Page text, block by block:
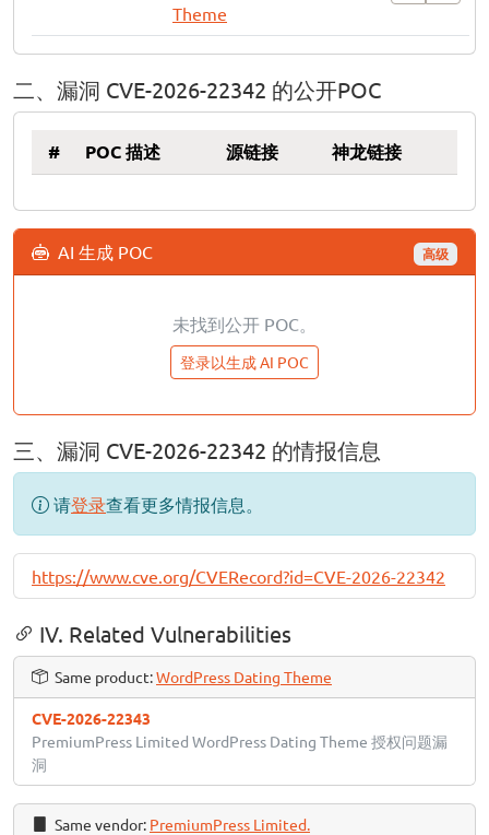
Theme
二、漏洞 CVE-2026-22342 的公开POC
# POC 描述 源链接 神龙链接
AI 生成 POC 高级
未找到公开 POC。
登录以生成 AI POC
三、漏洞 CVE-2026-22342 的情报信息
请登录查看更多情报信息。
https://www.cve.org/CVERecord?id=CVE-2026-22342
IV. Related Vulnerabilities
Same product:WordPress Dating Theme
CVE-2026-22343
PremiumPress Limited WordPress Dating Theme 授权问题漏
洞
Same vendor: PremiumPress Limited.